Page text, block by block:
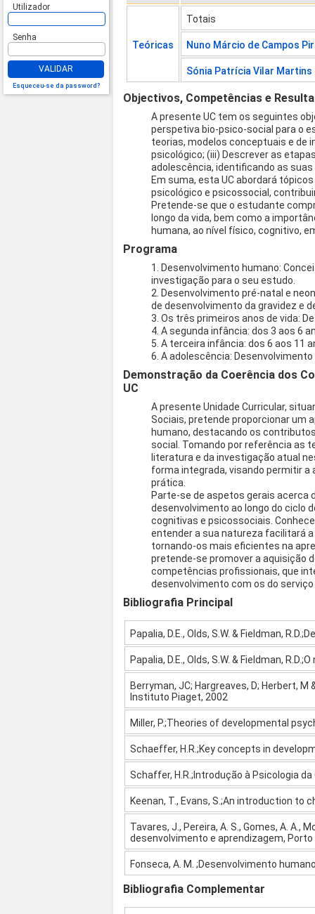
Utilizador
Senha
VALIDAR
Esqueceu-se da password?
Teóricas
Totais
Nuno Márcio de Campos
Sónia Patrícia Vilar Martins
Objectivos, Competências e
A presente UC tem os seguintes
perspetiva bio-psico-social para o
teorias, modelos conceptuais e de
psicológico; (iii) Descrever as
adolescência, identificando as
Em suma, esta UC abordará
psicológico e psicossocial,
Pretende-se que o estudante
longo da vida, bem como a
humana, ao nível físico, cognitivo,
Programa
1. Desenvolvimento humano:
investigação para o seu estudo.
2. Desenvolvimento pré-natal e
de desenvolvimento da gravidez e
3. Os três primeiros anos de vida:
4. A segunda infância: dos 3 aos 6
5. A terceira infância: dos 6 aos 11
6. A adolescência:
Demonstração da Coerência dos
UC
A presente Unidade Curricular,
Sociais, pretende proporcionar um
humano, destacando os
social. Tomando por referência as
literatura e da investigação atual
forma integrada, visando permitir
prática.
Parte-se de aspetos gerais acerca
desenvolvimento ao longo do ciclo
cognitivas e psicossociais.
entender a sua natureza facilitará
tornando-os mais eficientes na
pretende-se promover a aquisição
competências profissionais, que
desenvolvimento com os do
Bibliografia Principal
Papalia, D.E., Olds, S.W. & Fieldman,
Papalia, D.E., Olds, S.W. & Fieldman,
Berryman, JC; Hargreaves, D; Herbert,
Instituto Piaget, 2002
Miller, P.;Theories of developmental
Schaeffer, H.R.;Key concepts in
Schaffer, H.R.;Introdução à Psicologia
Keenan, T., Evans, S.;An introduction to
Tavares, J., Pereira, A. S., Gomes, A. A.,
desenvolvimento e aprendizagem,
Fonseca, A. M. ;Desenvolvimento
Bibliografia Complementar